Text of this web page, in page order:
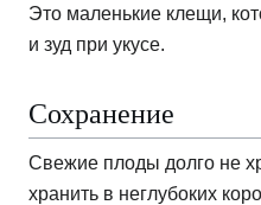
Это маленькие клещи,
и зуд при укусе.
Сохранение
Свежие плоды долго не
хранить в неглубоких